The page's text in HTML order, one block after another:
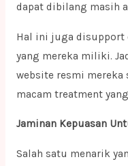
dapat dibilang masih
Hal ini juga disupport
yang mereka miliki.
website resmi mereka
macam treatment
Jaminan Kepuasan
Salah satu menarik